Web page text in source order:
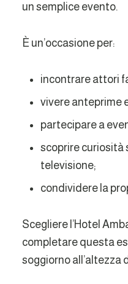
un semplice evento.
È un’occasione per:
incontrare attori
vivere anteprime
partecipare a
scoprire curiosità
televisione;
condividere la
Scegliere l’Hotel
completare questa
soggiorno all’altezza